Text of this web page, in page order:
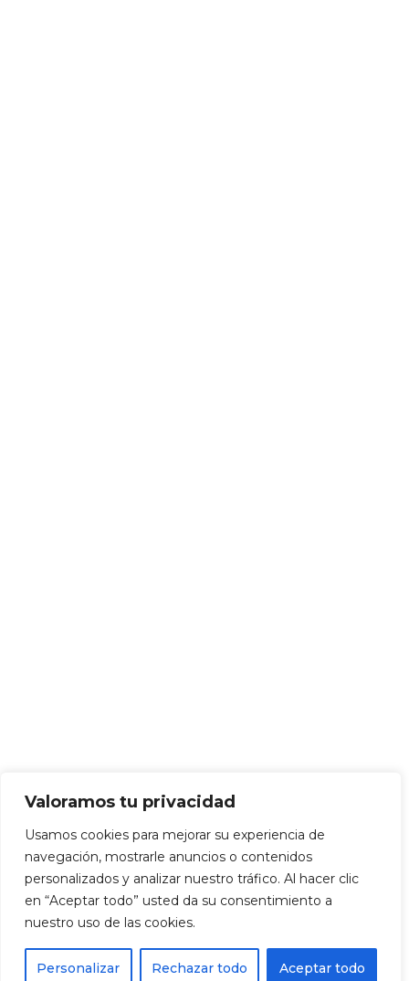
Valoramos tu privacidad
Usamos cookies para mejorar su experiencia de
navegación, mostrarle anuncios o contenidos
personalizados y analizar nuestro tráfico. Al hacer clic
en “Aceptar todo” usted da su consentimiento a
nuestro uso de las cookies.
Personalizar Rechazar todo Aceptar todo